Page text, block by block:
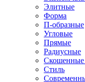
Элитные
Форма
П-образные
Угловые
Прямые
Радиусные
Скошенные
Стиль